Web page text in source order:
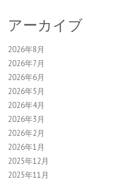
アーカイブ
2026年8月
2026年7月
2026年6月
2026年5月
2026年4月
2026年3月
2026年2月
2026年1月
2025年12月
2025年11月